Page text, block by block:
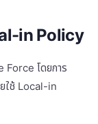
in Policy
Force โดยการ
ยใช้ Local-in